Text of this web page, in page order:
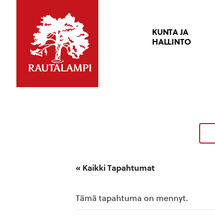
KUNTA JA
HALLINTO
« Kaikki Tapahtumat
Tämä tapahtuma on mennyt.